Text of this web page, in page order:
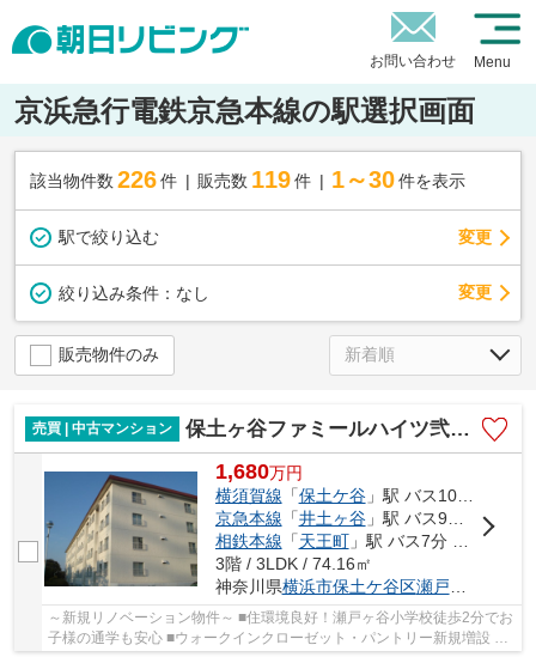
お問い合わせ Menu
京浜急行電鉄京急本線の駅選択画面
該当物件数 226件 販売数 119 件 1～30 件を表示
駅で絞り込む 変更
絞り込み条件： なし 変更
販売物件のみ
売買 | 中古マンション 保土ヶ谷ファミールハイツ弐号棟
1,680万円
横須賀線 「保土ケ谷」駅 バス10分 「瀬戸ヶ谷小学校」 停歩1分
京急本線 「井土ヶ谷」駅 バス9分 「永田町住宅前」 停歩7分
相鉄本線 「天王町」駅 バス7分 「保土ケ谷町２丁目」 停歩10分
3階 / 3LDK / 74.16㎡
神奈川県横浜市保土ケ谷区瀬戸ケ谷町
～新規リノベーション物件～ ■住環境良好！瀬戸ヶ谷小学校徒歩2分でお
子様の通学も安心 ■ウォークインクローゼット・パントリー新規増設 ■